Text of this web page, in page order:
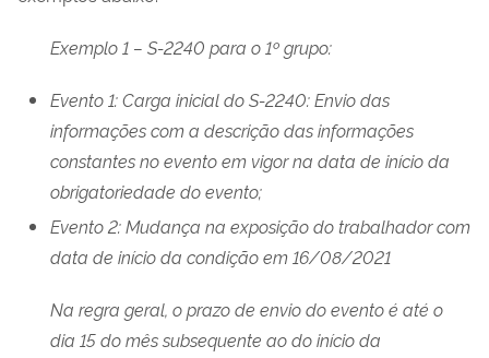
Exemplo 1 – S-2240 para o 1º grupo:
Evento 1: Carga inicial do S-2240: Envio das
informações com a descrição das informações
constantes no evento em vigor na data de início da
obrigatoriedade do evento;
Evento 2: Mudança na exposição do trabalhador com
data de início da condição em 16/08/2021
Na regra geral, o prazo de envio do evento é até o
dia 15 do mês subsequente ao do início da